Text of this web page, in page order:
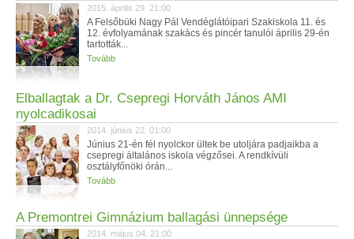
2015. április 29. 21:00
A Felsőbüki Nagy Pál Vendéglátóipari Szakiskola 11. és
12. évfolyamának szakács és pincér tanulói április 29-én
tartották...
Tovább
Elballagtak a Dr. Csepregi Horváth János AMI
nyolcadikosai
2014. június 22. 01:00
Június 21-én fél nyolckor ültek be utoljára padjaikba a
csepregi általános iskola végzősei. A rendkívüli
osztályfőnöki órán...
Tovább
A Premontrei Gimnázium ballagási ünnepsége
2014. május 04. 21:00